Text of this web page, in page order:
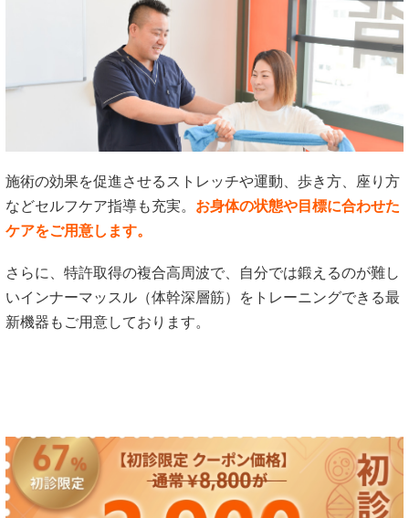
施術の効果を促進させるストレッチや運動、歩き方、座り方
などセルフケア指導も充実。 お身体の状態や目標に合わせた
ケアをご用意します。
さらに、特許取得の複合高周波で、自分では鍛えるのが難し
いインナーマッスル（体幹深層筋）をトレーニングできる最
新機器もご用意しております。